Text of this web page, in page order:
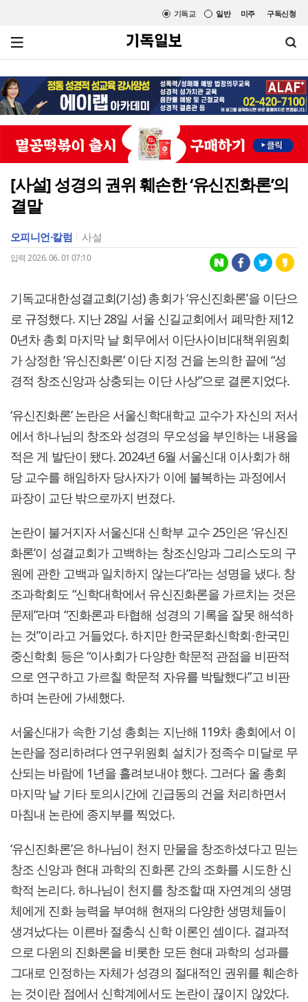
미주 구독신청
일반
기독교
[사설] 성경의 권위 훼손한 ‘유신진화론’의
결말
오피니언·칼럼 사설
입력 2026. 06. 01 07:10
기독교대한성결교회(기성) 총회가 ‘유신진화론’을 이단으
로 규정했다. 지난 28일 서울 신길교회에서 폐막한 제12
0년차 총회 마지막 날 회무에서 이단사이비대책위원회
가 상정한 ‘유신진화론’ 이단 지정 건을 논의한 끝에 “성
경적 창조신앙과 상충되는 이단 사상”으로 결론지었다.
‘유신진화론’ 논란은 서울신학대학교 교수가 자신의 저서
에서 하나님의 창조와 성경의 무오성을 부인하는 내용을
적은 게 발단이 됐다. 2024년 6월 서울신대 이사회가 해
당 교수를 해임하자 당사자가 이에 불복하는 과정에서
파장이 교단 밖으로까지 번졌다.
논란이 불거지자 서울신대 신학부 교수 25인은 ‘유신진
화론’이 성결교회가 고백하는 창조신앙과 그리스도의 구
원에 관한 고백과 일치하지 않는다”라는 성명을 냈다. 창
조과학회도 “신학대학에서 유신진화론을 가르치는 것은
문제”라며 “진화론과 타협해 성경의 기록을 잘못 해석하
는 것”이라고 거들었다. 하지만 한국문화신학회·한국민
중신학회 등은 “이사회가 다양한 학문적 관점을 비판적
으로 연구하고 가르칠 학문적 자유를 박탈했다”고 비판
하며 논란에 가세했다.
서울신대가 속한 기성 총회는 지난해 119차 총회에서 이
논란을 정리하려다 연구위원회 설치가 정족수 미달로 무
산되는 바람에 1년을 흘려보내야 했다. 그러다 올 총회
마지막 날 기타 토의시간에 긴급동의 건을 처리하면서
마침내 논란에 종지부를 찍었다.
‘유신진화론’은 하나님이 천지 만물을 창조하셨다고 믿는
창조 신앙과 현대 과학의 진화론 간의 조화를 시도한 신
학적 논리다. 하나님이 천지를 창조할 때 자연계의 생명
체에게 진화 능력을 부여해 현재의 다양한 생명체들이
생겨났다는 이른바 절충식 신학 이론인 셈이다. 결과적
으로 다윈의 진화론을 비롯한 모든 현대 과학의 성과를
그대로 인정하는 자체가 성경의 절대적인 권위를 훼손하
는 것이란 점에서 신학계에서도 논란이 끊이지 않았다.